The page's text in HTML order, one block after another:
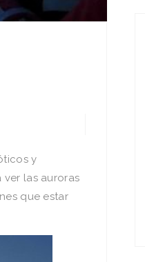
y
las auroras
que estar